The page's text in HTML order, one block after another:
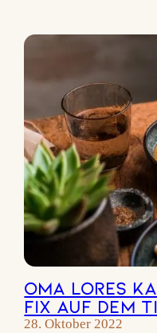
Oma Lores
Fix auf dem
28. Oktober 2022